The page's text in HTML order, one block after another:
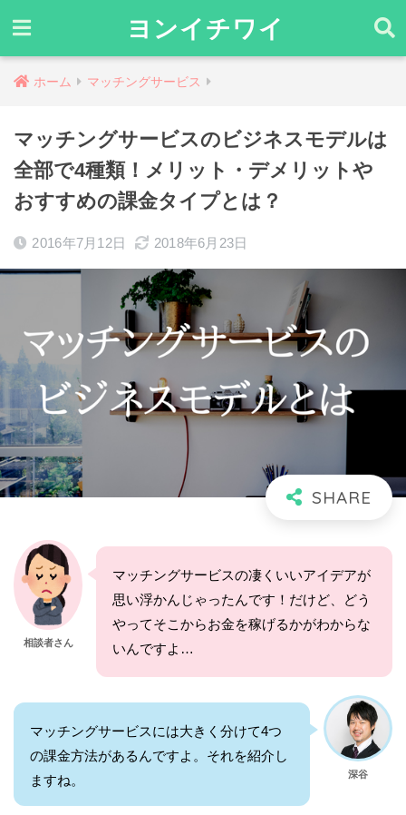
ヨンイチワイ
ホーム マッチングサービス
マッチングサービスのビジネスモデルは
全部で4種類！メリット・デメリットや
おすすめの課金タイプとは？
2016年7月12日 2018年6月23日
相談者さん
マッチングサービスの凄くいいアイデアが
思い浮かんじゃったんです！だけど、どう
やってそこからお金を稼げるかがわからな
いんですよ…
深谷
マッチングサービスには大きく分けて4つ
の課金方法があるんですよ。それを紹介し
ますね。